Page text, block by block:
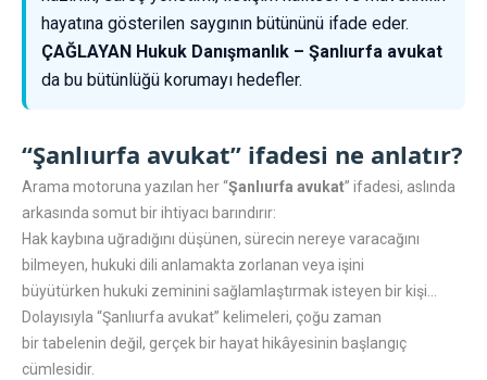
hayatına gösterilen saygının bütününü ifade eder.
ÇAĞLAYAN Hukuk Danışmanlık – Şanlıurfa avukat
da bu bütünlüğü korumayı hedefler.
“Şanlıurfa avukat” ifadesi ne anlatır?
Arama motoruna yazılan her “Şanlıurfa avukat” ifadesi, aslında
arkasında somut bir ihtiyacı barındırır:
Hak kaybına uğradığını düşünen, sürecin nereye varacağını
bilmeyen, hukuki dili anlamakta zorlanan veya işini
büyütürken hukuki zeminini sağlamlaştırmak isteyen bir kişi…
Dolayısıyla “Şanlıurfa avukat” kelimeleri, çoğu zaman
bir tabelenin değil, gerçek bir hayat hikâyesinin başlangıç
cümlesidir.